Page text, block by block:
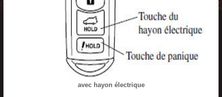
avec hayon électrique